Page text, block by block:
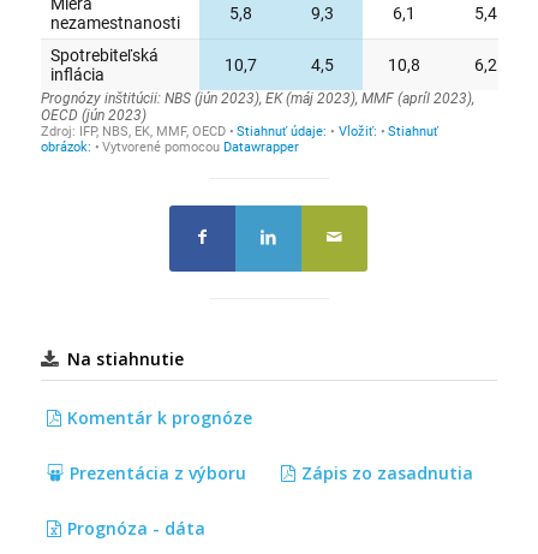
Na stiahnutie
Komentár k prognóze
Prezentácia z výboru Zápis zo zasadnutia
Prognóza - dáta